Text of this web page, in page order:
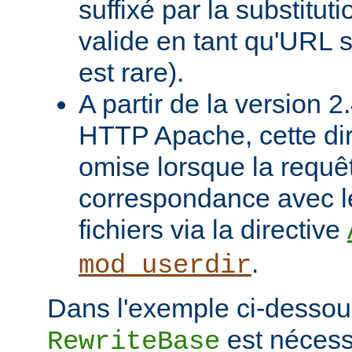
suffixé par la
valide en tant qu'URL
est rare).
A partir de la version
HTTP Apache, cette
omise lorsque la
correspondance avec
fichiers via la directive
mod_userdir.
Dans l'exemple ci-
RewriteBase est